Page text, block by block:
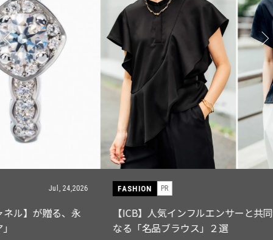
FASHION PR
【ICB】人気インフルエンサーと共同制作! 週5で着たく
なる「名品ブラウス」２選